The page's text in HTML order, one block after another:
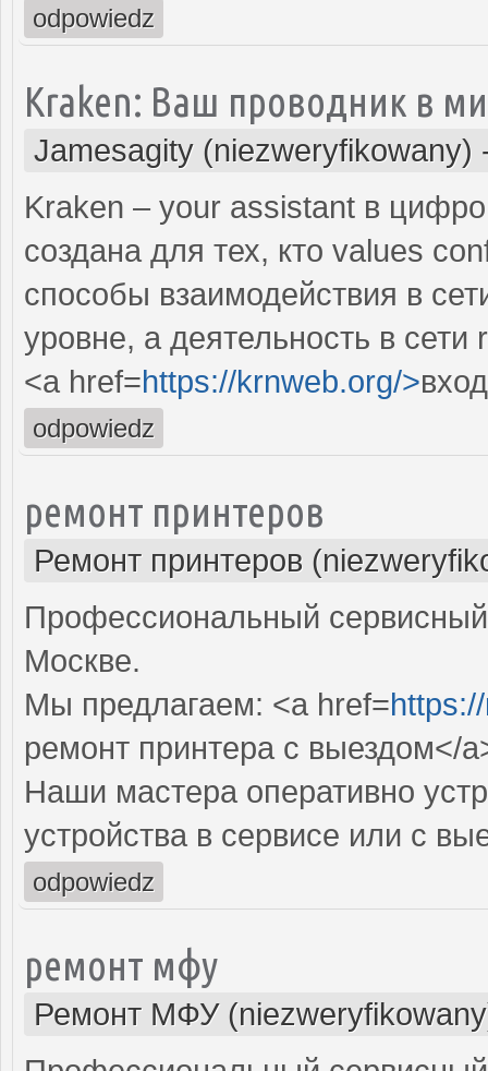
odpowiedz
Kraken: Ваш проводник в
Jamesagity (niezweryfikowany)
Kraken – your assistant в
создана для тех, кто values
способы взаимодействия в
уровне, а деятельность в
<a href=https://krnweb.org/>
odpowiedz
ремонт принтеров
Ремонт принтеров
Профессиональный
Москве.
Мы предлагаем: <a href=
ремонт принтера с выездом</
Наши мастера оперативно
устройства в сервисе или с
odpowiedz
ремонт мфу
Ремонт МФУ